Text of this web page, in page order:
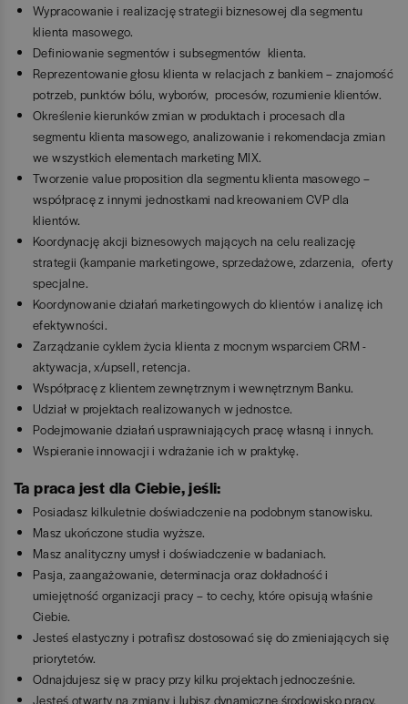
Wypracowanie i realizację strategii biznesowej dla segmentu
klienta masowego.
Definiowanie segmentów i subsegmentów klienta.
Reprezentowanie głosu klienta w relacjach z bankiem – znajomość
potrzeb, punktów bólu, wyborów, procesów, rozumienie klientów.
Określenie kierunków zmian w produktach i procesach dla
segmentu klienta masowego, analizowanie i rekomendacja zmian
we wszystkich elementach marketing MIX.
Tworzenie value proposition dla segmentu klienta masowego –
współpracę z innymi jednostkami nad kreowaniem CVP dla
klientów.
Koordynację akcji biznesowych mających na celu realizację
strategii (kampanie marketingowe, sprzedażowe, zdarzenia, oferty
specjalne.
Koordynowanie działań marketingowych do klientów i analizę ich
efektywności.
Zarządzanie cyklem życia klienta z mocnym wsparciem CRM -
aktywacja, x/upsell, retencja.
Współpracę z klientem zewnętrznym i wewnętrznym Banku.
Udział w projektach realizowanych w jednostce.
Podejmowanie działań usprawniających pracę własną i innych.
Wspieranie innowacji i wdrażanie ich w praktykę.
Ta praca jest dla Ciebie, jeśli:
Posiadasz kilkuletnie doświadczenie na podobnym stanowisku.
Masz ukończone studia wyższe.
Masz analityczny umysł i doświadczenie w badaniach.
Pasja, zaangażowanie, determinacja oraz dokładność i
umiejętność organizacji pracy – to cechy, które opisują właśnie
Ciebie.
Jesteś elastyczny i potrafisz dostosować się do zmieniających się
priorytetów.
Odnajdujesz się w pracy przy kilku projektach jednocześnie.
Jesteś otwarty na zmiany i lubisz dynamiczne środowisko pracy.